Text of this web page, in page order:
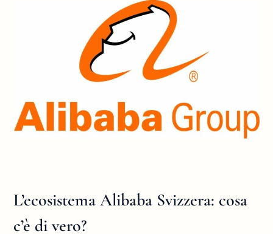
L’ecosistema Alibaba Svizzera: cosa
c’è di vero?